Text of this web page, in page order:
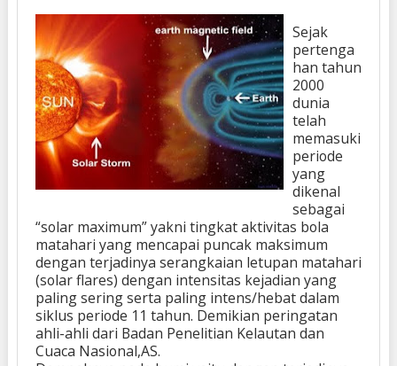
Sejak
pertenga
han tahun
2000
dunia
telah
memasuki
periode
yang
dikenal
sebagai
“solar maximum” yakni tingkat aktivitas bola
matahari yang mencapai puncak maksimum
dengan terjadinya serangkaian letupan matahari
(solar flares) dengan intensitas kejadian yang
paling sering serta paling intens/hebat dalam
siklus periode 11 tahun. Demikian peringatan
ahli-ahli dari Badan Penelitian Kelautan dan
Cuaca Nasional,AS.